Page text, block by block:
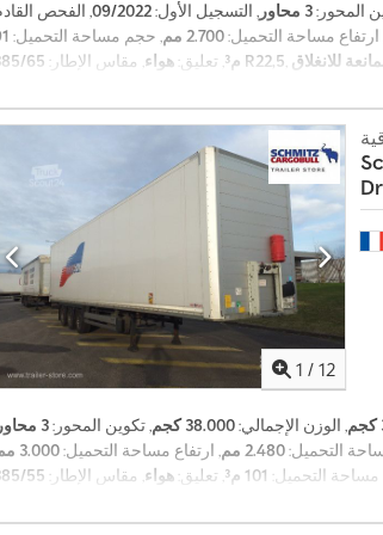
المحور:3 محاور , التسجيل الأول:09/2022
ارتفاع مساحة التحميل:2.700 مم , حجم مساحة التحميل:
م³ , تعليق: هواء, مقاس الإطار: 385/65 R22,5
1 / 12
, الوزن الإجمالي:38.000 كجم , تكوين المحور:3 محاور
التحميل:2.480 مم , ارتفاع مساحة التحميل:3.000 مم
التحميل: 101 م³ , تعليق: هواء, مقاس الإطار: